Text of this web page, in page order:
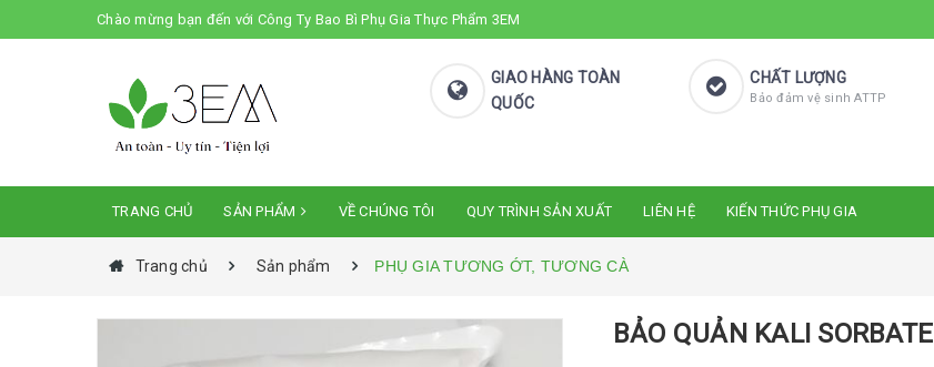
Chào mừng bạn đến với Công Ty Bao Bì Phụ Gia Thực Phẩm 3EM
GIAO HÀNG TOÀN
QUỐC
CHẤT LƯỢNG
Bảo đảm vệ sinh ATTP
TRANG CHỦ SẢN PHẨM VỀ CHÚNG TÔI QUY TRÌNH SẢN XUẤT LIÊN HỆ KIẾN THỨC PHỤ GIA
Trang chủ Sản phẩm PHỤ GIA TƯƠNG ỚT, TƯƠNG CÀ
BẢO QUẢN KALI SORBATE